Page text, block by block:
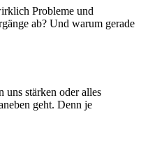
Probleme und
ab? Und warum gerade
uns stärken oder alles
geht. Denn je